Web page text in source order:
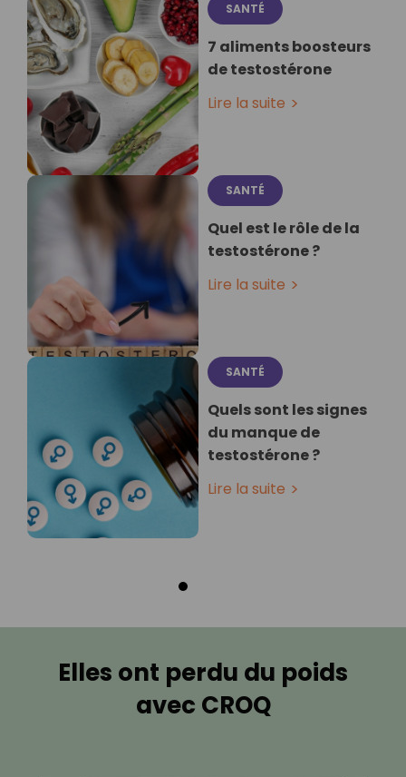
SANTÉ
7 aliments boosteurs
de testostérone
Lire la suite
SANTÉ
Quel est le rôle de la
testostérone ?
Lire la suite
SANTÉ
Quels sont les signes
du manque de
testostérone ?
Lire la suite
Elles ont perdu du poids
avec CROQ